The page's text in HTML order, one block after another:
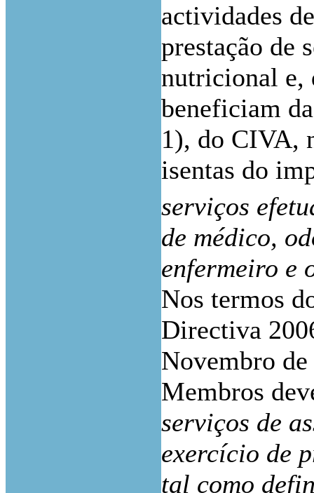
actividades
prestação de
nutricional e,
beneficiam
1), do CIVA,
isentas do
serviços
de médico,
enfermeiro e
Nos termos
Directiva
Novembro
Membros
serviços de
exercício de
tal como